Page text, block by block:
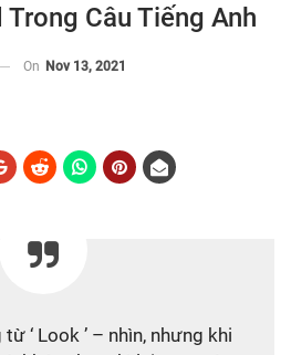
Câu Tiếng Anh
On Nov 13, 2021
‘ Look ’ – nhìn, nhưng khi